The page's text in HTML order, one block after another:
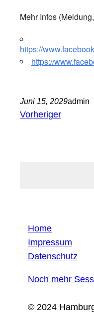
Mehr Infos
https://
https://
Juni 15, 2029admin
Vorheriger
Home
Impressum
Datenschutz
Noch mehr
© 2024